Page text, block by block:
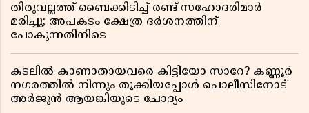
തിരുവല്ലത്ത് ബൈക്കിടിച്ച് രണ്ട് സഹോദരിമാർ
മരിച്ചു; അപകടം ക്ഷേത്ര ദർശനത്തിന്
പോകുന്നതിനിടെ
കടലിൽ കാണാതായവരെ കിട്ടിയോ സാറേ? കണ്ണൂർ
നഗരത്തിൽ നിന്നും തൂക്കിയപ്പോൾ പൊലീസിനോട്
അർജുൻ ആയങ്കിയുടെ ചോദ്യം